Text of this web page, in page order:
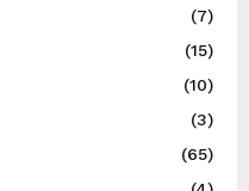
(7)
(15)
(10)
(3)
(65)